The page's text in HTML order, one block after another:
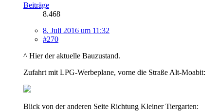
Beiträge
8.468
8. Juli 2016 um 11:32
#270
^ Hier der aktuelle Bauzustand.
Zufahrt mit LPG-Werbeplane, vorne die Straße Alt-Moabit:
Blick von der anderen Seite Richtung Kleiner Tiergarten: